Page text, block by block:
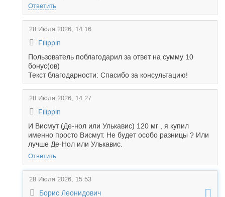
Ответить
28 Июля 2026, 14:16
Filippin
Пользователь поблагодарил за ответ на сумму 10
бонус(ов)
Текст благодарности: Спасибо за консультацию!
28 Июля 2026, 14:27
Filippin
И Висмут (Де-нол или Улькавис) 120 мг , я купил
именно просто Висмут. Не будет особо разницы ? Или
лучше Де-Нол или Улькавис.
Ответить
28 Июля 2026, 15:53
Борис Леонидович